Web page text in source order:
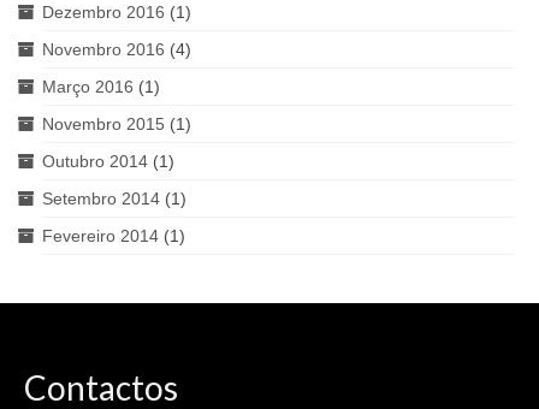
Dezembro 2016 (1)
Novembro 2016 (4)
Março 2016 (1)
Novembro 2015 (1)
Outubro 2014 (1)
Setembro 2014 (1)
Fevereiro 2014 (1)
Contactos